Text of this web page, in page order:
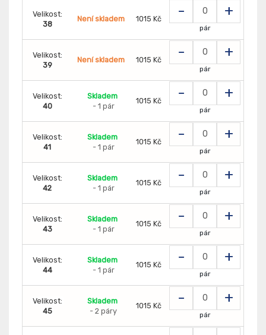
Velikost:
38
Není skladem 1015 Kč - +
pár
Velikost:
39
Není skladem 1015 Kč - +
pár
Velikost:
40
Skladem
- 1 pár
1015 Kč - +
pár
Velikost:
41
Skladem
- 1 pár
1015 Kč - +
pár
Velikost:
42
Skladem
- 1 pár
1015 Kč - +
pár
Velikost:
43
Skladem
- 1 pár
1015 Kč - +
pár
Velikost:
44
Skladem
- 1 pár
1015 Kč - +
pár
Velikost:
45
Skladem
- 2 páry
1015 Kč - +
pár